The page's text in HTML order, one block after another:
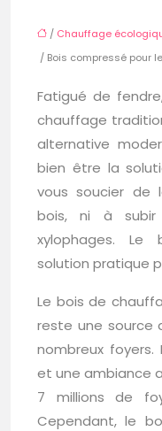
/ Chauffage
/ Bois compressé pour
Fatigué de
chauffage
alternative
bien être la
vous soucier de
bois, ni à subir
xylophages. Le
solution pratique
Le bois de
reste une source
nombreux
et une ambiance
7 millions de
Cependant, le